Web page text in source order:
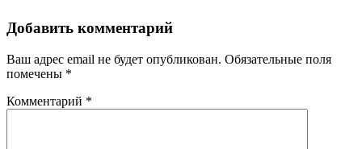
Добавить комментарий
Ваш адрес email не будет опубликован. Обязательные поля
помечены *
Комментарий *